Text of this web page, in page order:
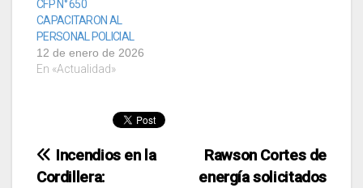
CFP N° 650
CAPACITARON AL
PERSONAL POLICIAL
12 de enero de 2026
En «Actualidad»
Navegación
Rawson Cortes de
energía solicitados
Incendios en la
Cordillera: